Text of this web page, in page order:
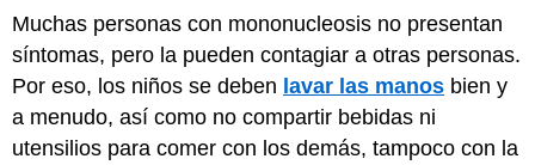
Muchas personas con mononucleosis no presentan
síntomas, pero la pueden contagiar a otras personas.
Por eso, los niños se deben lavar las manos bien y
a menudo, así como no compartir bebidas ni
utensilios para comer con los demás, tampoco con la